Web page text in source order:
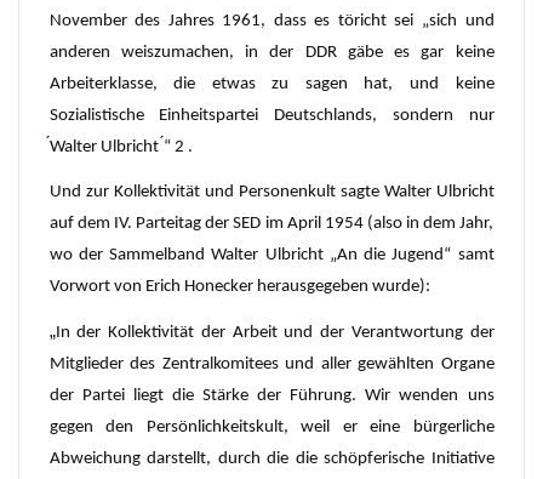
November des Jahres 1961, dass es töricht sei „sich und
anderen weiszumachen, in der DDR gäbe es gar keine
Arbeiterklasse, die etwas zu sagen hat, und keine
Sozialistische Einheitspartei Deutschlands, sondern nur
́Walter Ulbricht ́“ 2 .
Und zur Kollektivität und Personenkult sagte Walter Ulbricht
auf dem IV. Parteitag der SED im April 1954 (also in dem Jahr,
wo der Sammelband Walter Ulbricht „An die Jugend“ samt
Vorwort von Erich Honecker herausgegeben wurde):
„In der Kollektivität der Arbeit und der Verantwortung der
Mitglieder des Zentralkomitees und aller gewählten Organe
der Partei liegt die Stärke der Führung. Wir wenden uns
gegen den Persönlichkeitskult, weil er eine bürgerliche
Abweichung darstellt, durch die die schöpferische Initiative